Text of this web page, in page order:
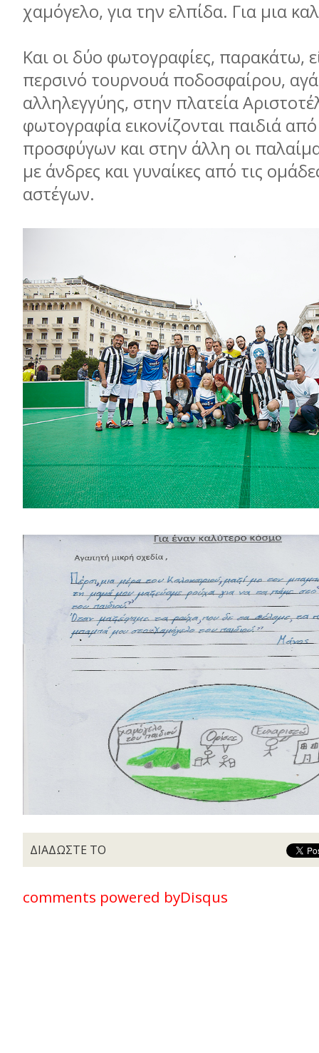
χαμόγελο, για την ελπίδα. Για μια
Και οι δύο φωτογραφίες, παρακάτω,
περσινό τουρνουά ποδοσφαίρου,
αλληλεγγύης, στην πλατεία
φωτογραφία εικονίζονται παιδιά
προσφύγων και στην άλλη οι
με άνδρες και γυναίκες από τις
αστέγων.
ΔΙΑΔΩΣΤΕ ΤΟ
comments powered byDisqus